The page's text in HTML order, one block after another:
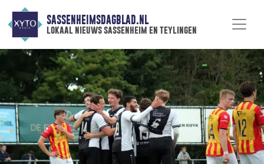
SASSENHEIMSDAGBLAD.NL
lokaal nieuws sassenheim en teylingen